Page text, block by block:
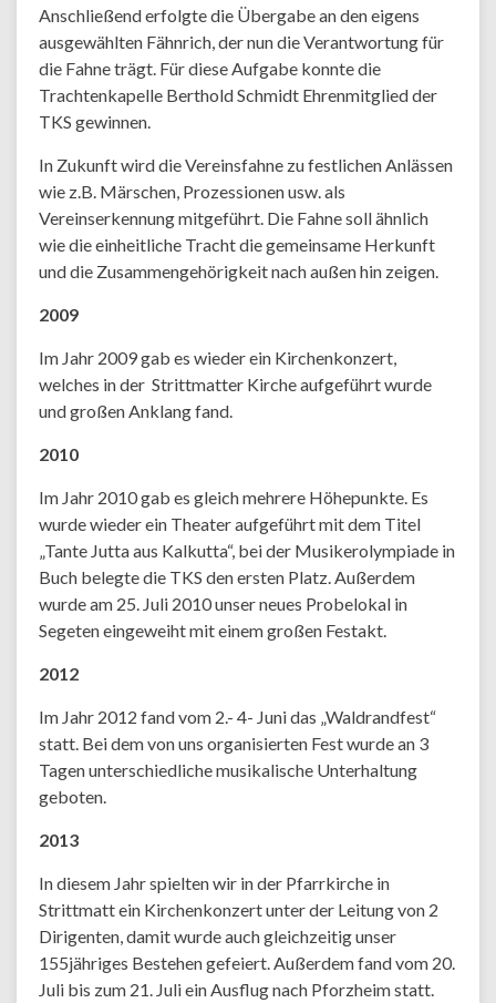
Anschließend erfolgte die Übergabe an den eigens
ausgewählten Fähnrich, der nun die Verantwortung für
die Fahne trägt. Für diese Aufgabe konnte die
Trachtenkapelle Berthold Schmidt Ehrenmitglied der
TKS gewinnen.
In Zukunft wird die Vereinsfahne zu festlichen Anlässen
wie z.B. Märschen, Prozessionen usw. als
Vereinserkennung mitgeführt. Die Fahne soll ähnlich
wie die einheitliche Tracht die gemeinsame Herkunft
und die Zusammengehörigkeit nach außen hin zeigen.
2009
Im Jahr 2009 gab es wieder ein Kirchenkonzert,
welches in der Strittmatter Kirche aufgeführt wurde
und großen Anklang fand.
2010
Im Jahr 2010 gab es gleich mehrere Höhepunkte. Es
wurde wieder ein Theater aufgeführt mit dem Titel
„Tante Jutta aus Kalkutta“, bei der Musikerolympiade in
Buch belegte die TKS den ersten Platz. Außerdem
wurde am 25. Juli 2010 unser neues Probelokal in
Segeten eingeweiht mit einem großen Festakt.
2012
Im Jahr 2012 fand vom 2.- 4- Juni das „Waldrandfest“
statt. Bei dem von uns organisierten Fest wurde an 3
Tagen unterschiedliche musikalische Unterhaltung
geboten.
2013
In diesem Jahr spielten wir in der Pfarrkirche in
Strittmatt ein Kirchenkonzert unter der Leitung von 2
Dirigenten, damit wurde auch gleichzeitig unser
155jähriges Bestehen gefeiert. Außerdem fand vom 20.
Juli bis zum 21. Juli ein Ausflug nach Pforzheim statt.